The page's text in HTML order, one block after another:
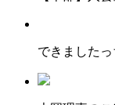
できましたっ